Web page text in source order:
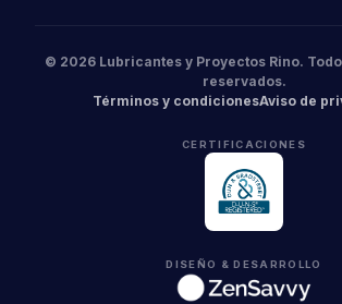
© 2026 Lubricantes y Proyectos Rino.
reservados.
Términos y condicionesAviso de
CERTIFICACIONES
DISEÑO & DESARROLLO